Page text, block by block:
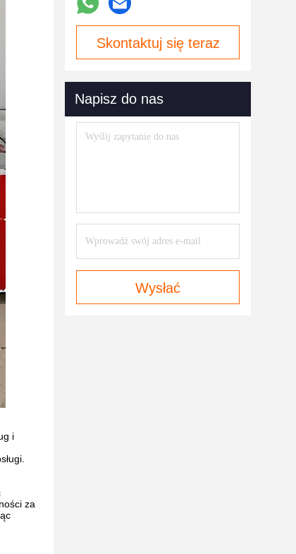
i
za
Skontaktuj się teraz
Napisz do nas
Wysłać